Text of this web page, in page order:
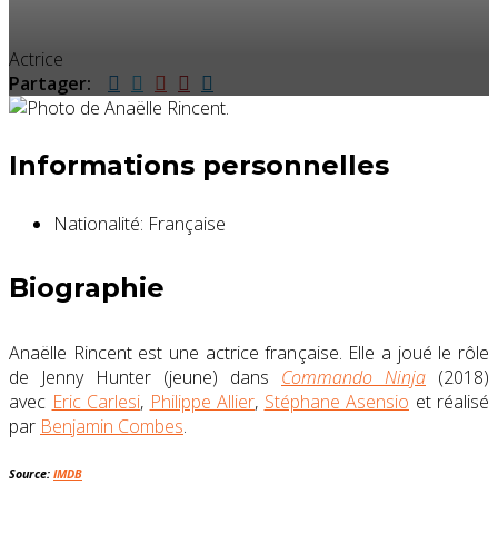
Actrice
Partager:
Informations personnelles
Nationalité: Française
Biographie
Anaëlle Rincent est une actrice française. Elle a joué le rôle
de Jenny Hunter (jeune) dans Commando Ninja (2018)
avec Eric Carlesi, Philippe Allier, Stéphane Asensio et réalisé
par Benjamin Combes.
Source: IMDB